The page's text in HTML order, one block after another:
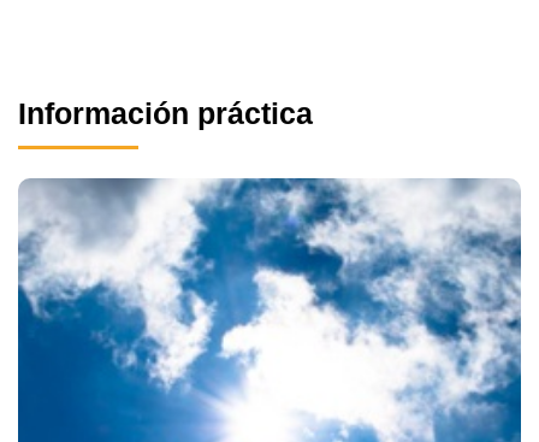
Información práctica